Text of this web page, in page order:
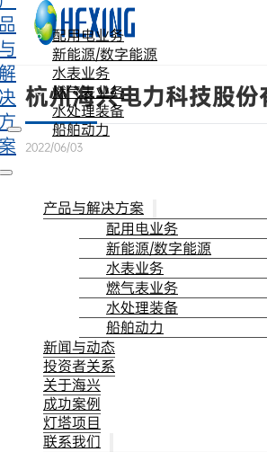
跳转到主要内容 跳转到页脚
配用电业务
新能源/数字能源
水表业务
燃气表业务
水处理装备
船舶动力
产品与解决方案
配用电业务
新能源/数字能源
水表业务
燃气表业务
水处理装备
船舶动力
新闻与动态
投资者关系
关于海兴
成功案例
灯塔项目
联系我们
杭州海兴电力科技股
2022/06/03